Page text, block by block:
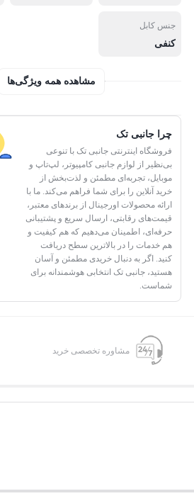
جنس کابل
کنفی
مشاهده همه ویژگی‌ها
چرا جانبی تک
فروشگاه اینترنتی جانبی تک با تنوعی
بی‌نظیر از لوازم جانبی کامپیوتر، لپ‌تاپ و
موبایل، تجربه‌ای مطمئن و لذت‌بخش از
خرید آنلاین را برای شما فراهم می‌کند. ما با
ارائه محصولات اورجینال از برندهای معتبر،
قیمت‌های رقابتی، ارسال سریع و پشتیبانی
حرفه‌ای، اطمینان می‌دهیم که هم کیفیت و
هم خدمات را در بالاترین سطح دریافت
کنید. اگر به دنبال خریدی مطمئن و آسان
هستید، جانبی تک انتخابی هوشمندانه برای
شماست.
مشاوره تخصصی خرید